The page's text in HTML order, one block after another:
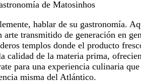
de Matosinhos
hablar de su gastronomía.
transmitido de generación en
templos donde el producto
calidad de la materia prima,
para una experiencia culinaria
misma del Atlántico.